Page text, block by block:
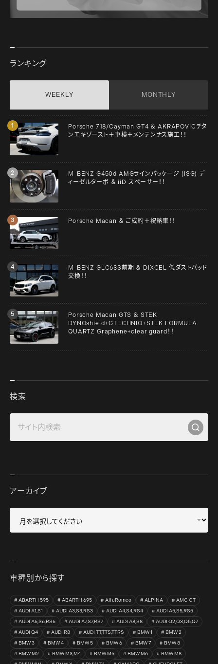
ランキング
WEEKLY MONTHLY
Porsche 718/Cayman GT4 ＆ AKRAPOVICチタ
ンエキゾースト＋車検＋メンテンナス施工！！
M-BENZ G450d AMGラインパッケージ (ISG) デ
ィーゼルターボ ＆ iiD スペーサー！！
Porsche Macan ＆ ご成約＋祝納車！！
M-BENZ GLC63S前期 ＆ DIXCEL 低ダストパッド
交換！！
Porsche Macan GTS ＆ STEK
DYNOshield+GTECHNIQ+STEK FORMULA
QUARTZ Graphene+clear guard！！
検索
アーカイブ
車種別から探す
ABARTH 595 ABARTH 695 AlfaRomeo ALPINA
AMG GT
AUDI A1,S1
AUDI A3,S3,RS3 AUDI A4,S4,RS4
AUDI A5,S5,RS5
AUDI A6,S6,RS6
AUDI A7,S7,RS7 AUDI A8,S8
AUDI Q2,Q3,Q5,Q7
AUDI Q4
AUDI R8 AUDI TT,TTS,TTRS BMW 1
BMW 2
BMW 3
BMW 4 BMW 5 BMW 6 BMW 7
BMW 8
BMW M2
BMW M3,M4 BMW M5 BMW M6
BMW M8